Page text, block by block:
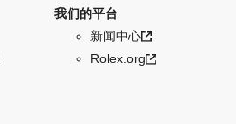
我们的平台
新闻中心
Rolex.org